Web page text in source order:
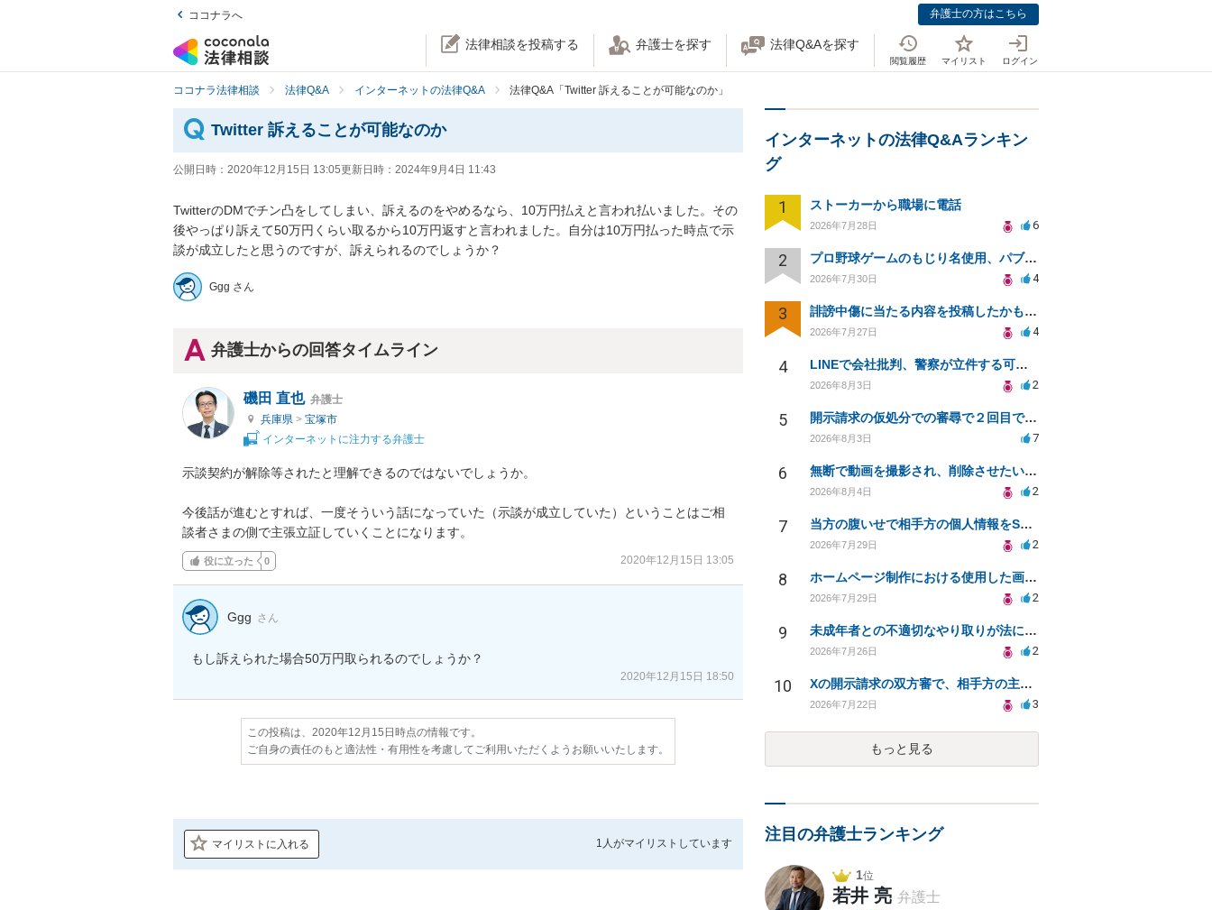
ココナラへ 弁護士の方はこちら
法律相談を投稿する 弁護士を探す 法律Q&Aを探す
閲覧履歴 マイリスト ログイン
ココナラ法律相談 法律Q&A インターネットの法律Q&A 法律Q&A「Twitter 訴えることが可能なのか」
Twitter 訴えることが可能なのか
公開日時： 2020年12月15日 13:05更新日時： 2024年9月4日 11:43
TwitterのDMでチン凸をしてしまい、訴えるのをやめるなら、10万円払えと言われ払いました。その
後やっぱり訴えて50万円くらい取るから10万円返すと言われました。自分は10万円払った時点で示
談が成立したと思うのですが、訴えられるのでしょうか？
Ggg さん
弁護士からの回答タイムライン
磯田 直也 弁護士
兵庫県 > 宝塚市
インターネットに注力する弁護士
示談契約が解除等されたと理解できるのではないでしょうか。
今後話が進むとすれば、一度そういう話になっていた（示談が成立していた）ということはご相
談者さまの側で主張立証していくことになります。
役に立った 0 2020年12月15日 13:05
Ggg さん
もし訴えられた場合50万円取られるのでしょうか？
2020年12月15日 18:50
この投稿は、2020年12月15日時点の情報です。
ご自身の責任のもと適法性・有用性を考慮してご利用いただくようお願いいたします。
マイリストに入れる 1人がマイリストしています
インターネットの法律Q&Aランキン
グ
1 ストーカーから職場に電話
2026年7月28日 6
2 プロ野球ゲームのもじり名使用、パブリシティ権の影響は？
2026年7月30日 4
3 誹謗中傷に当たる内容を投稿したかもしれない。開示請求や民事刑事裁判に発展しうるのか教えて欲しい。
2026年7月27日 4
4 LINEで会社批判、警察が立件する可能性は？
2026年8月3日 2
5 開示請求の仮処分での審尋で２回目で終わらない場合どうしたらいいですか
2026年8月3日 7
6 無断で動画を撮影され、削除させたいが連絡が返ってこない。
2026年8月4日 2
7 当方の腹いせで相手方の個人情報をSNSで晒してしまい名誉毀損させてしまったかもしれない
2026年7月29日 2
8 ホームページ制作における使用した画像や文章の著作権について
2026年7月29日 2
9 未成年者との不適切なやり取りが法に触れる可能性と対処法
2026年7月26日 2
10 Xの開示請求の双方審で、相手方の主張が口頭ばかりで把握しきれません
2026年7月22日 3
もっと見る
注目の弁護士ランキング
1位
若井 亮 弁護士